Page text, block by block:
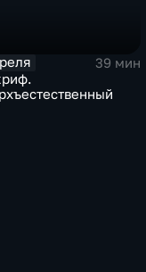
39 мин